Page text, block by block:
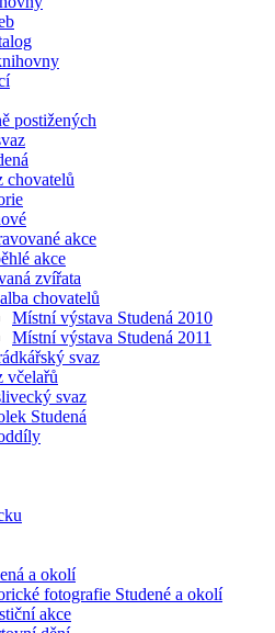
postižených
chovatelů
akce
akce
zvířata
chovatelů
Místní výstava Studená 2010
Místní výstava Studená 2011
svaz
včelařů
svaz
Studená
a okolí
fotografie Studené a okolí
akce